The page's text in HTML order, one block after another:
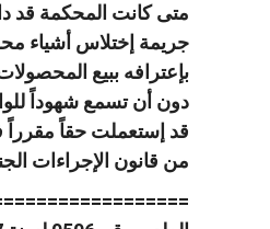
متى كانت المحكمة قد
جريمة إختلاس أشياء
بإعترافه ببيع
دون أن تسمع شهوداً
من قانون الإجراءات